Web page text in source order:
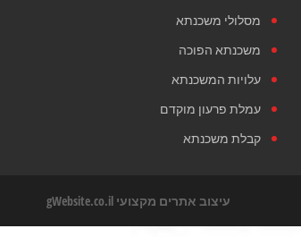
מסלולי משכנתא
משכנתא הפוכה
עלויות המשכנתא
עמלת פרעון מוקדם
קבלת משכנתא
עיצוב אתרים מקצועי